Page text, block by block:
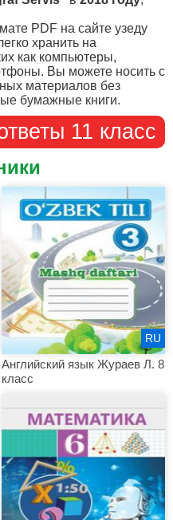
PDF на сайте узеду
хранить на
как компьютеры,
Вы можете носить с
материалов без
бумажные книги.
11 класс
Английский язык Жураев Л. 8
класс
RU